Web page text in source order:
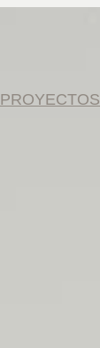
PROYECTOS